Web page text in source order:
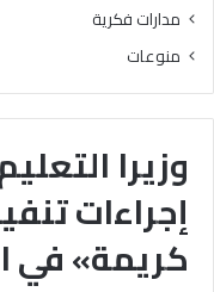
وزيرا
إجراءات
كريمة» في
مدارات فكرية
منوعات